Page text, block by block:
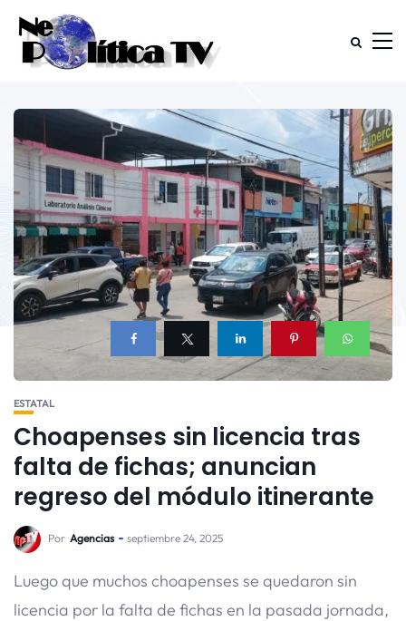
ESTATAL
Choapenses sin licencia tras
falta de fichas; anuncian
regreso del módulo itinerante
Por Agencias septiembre 24, 2025
Luego que muchos choapenses se quedaron sin
licencia por la falta de fichas en la pasada jornada,